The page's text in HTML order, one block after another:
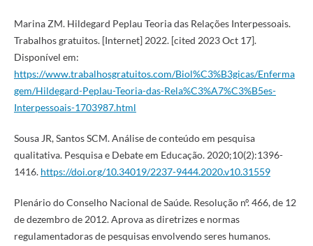
Marina ZM. Hildegard Peplau Teoria das Relações Interpessoais.
Trabalhos gratuitos. [Internet] 2022. [cited 2023 Oct 17].
Disponível em:
https://www.trabalhosgratuitos.com/Biol%C3%B3gicas/Enferma
gem/Hildegard-Peplau-Teoria-das-Rela%C3%A7%C3%B5es-
Interpessoais-1703987.html
Sousa JR, Santos SCM. Análise de conteúdo em pesquisa
qualitativa. Pesquisa e Debate em Educação. 2020;10(2):1396-
1416. https://doi.org/10.34019/2237-9444.2020.v10.31559
Plenário do Conselho Nacional de Saúde. Resolução nº. 466, de 12
de dezembro de 2012. Aprova as diretrizes e normas
regulamentadoras de pesquisas envolvendo seres humanos.